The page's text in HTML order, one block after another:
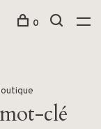
0
clé